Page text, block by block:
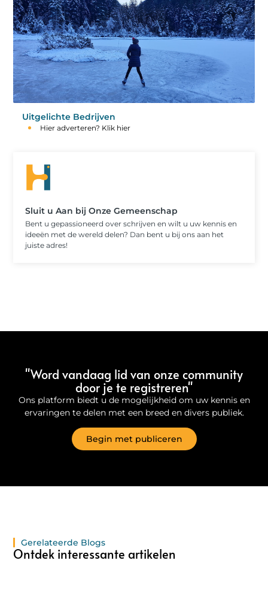
Uitgelichte Bedrijven
Hier adverteren? Klik hier
Sluit u Aan bij Onze Gemeenschap
Bent u gepassioneerd over schrijven en wilt u uw kennis en
ideeën met de wereld delen? Dan bent u bij ons aan het
juiste adres!
"Word vandaag lid van onze community
door je te registreren"
Ons platform biedt u de mogelijkheid om uw kennis en
ervaringen te delen met een breed en divers publiek.
Begin met publiceren
Gerelateerde Blogs
Ontdek interessante artikelen